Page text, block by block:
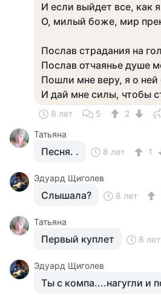
И если выйдет все, как
О, милый боже, мир
Послав страдания на
Послав отчаянье душе
Пошли мне веру, я о
И дай мне силы, чтобы
8 лет 5
2
Татьяна
Песня. . 8 лет 1
Эдуард Щиголев
Слышала? 8 лет
Татьяна
Первый куплет 8 лет
Эдуард Щиголев
Ты с компа....нагугли и